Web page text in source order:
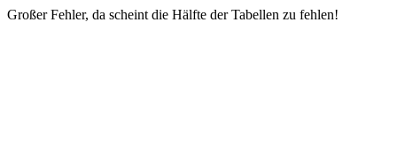
Großer Fehler, da scheint die Hälfte der Tabellen zu fehlen!